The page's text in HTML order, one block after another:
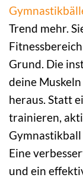
Trend mehr.
Grund. Die
deine
heraus. Statt
trainieren,
Gymnastikball
Eine
und ein